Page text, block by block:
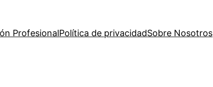
ProfesionalPolítica de privacidadSobre Nosotros